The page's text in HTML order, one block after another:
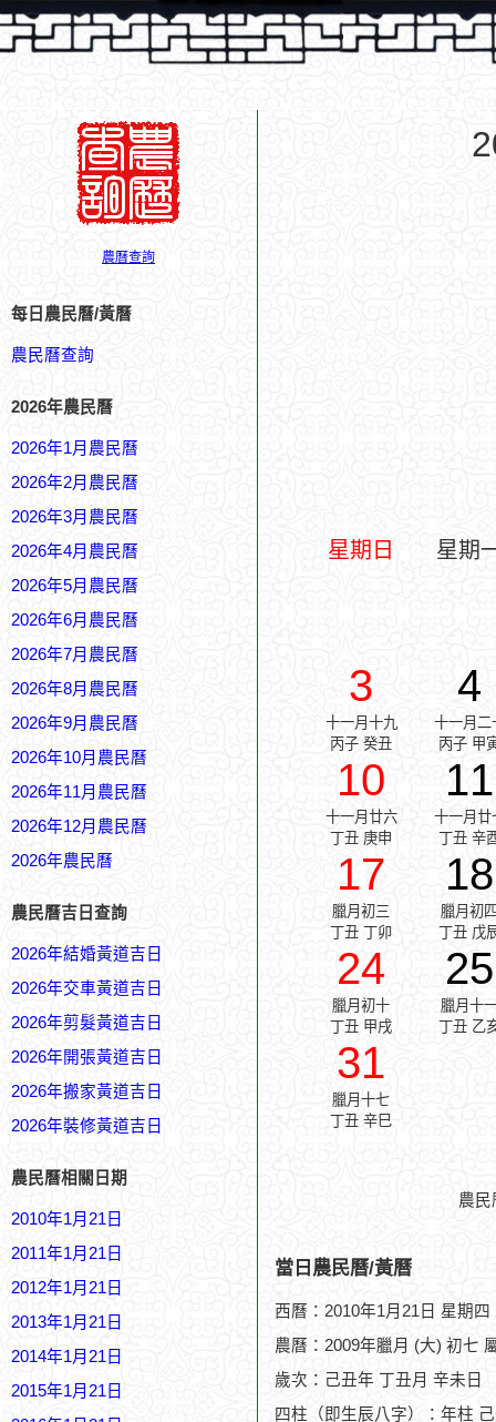
農曆查詢
每日農民曆/黃曆
農民曆查詢
2026年農民曆
2026年1月農民曆
2026年2月農民曆
2026年3月農民曆
2026年4月農民曆
2026年5月農民曆
2026年6月農民曆
2026年7月農民曆
2026年8月農民曆
2026年9月農民曆
2026年10月農民曆
2026年11月農民曆
2026年12月農民曆
2026年農民曆
農民曆吉日查詢
2026年結婚黃道吉日
2026年交車黃道吉日
2026年剪髮黃道吉日
2026年開張黃道吉日
2026年搬家黃道吉日
2026年裝修黃道吉日
農民曆相關日期
2010年1月21日
2011年1月21日
2012年1月21日
2013年1月21日
2014年1月21日
2015年1月21日
星期日 星期
3
十一月十九
丙子 癸丑
4
十一月二
丙子 甲
10
十一月廿六
丁丑 庚申
11
十一月廿
丁丑 辛
17
臘月初三
丁丑 丁卯
18
臘月初
丁丑 戊
24
臘月初十
丁丑 甲戌
25
臘月十
丁丑 乙
31
臘月十七
丁丑 辛巳
農
當日農民曆/黃曆
西曆：2010年1月21日 星期四
農曆：2009年臘月 (大) 初七
歲次：己丑年 丁丑月 辛未日
四柱（即生辰八字）：年柱